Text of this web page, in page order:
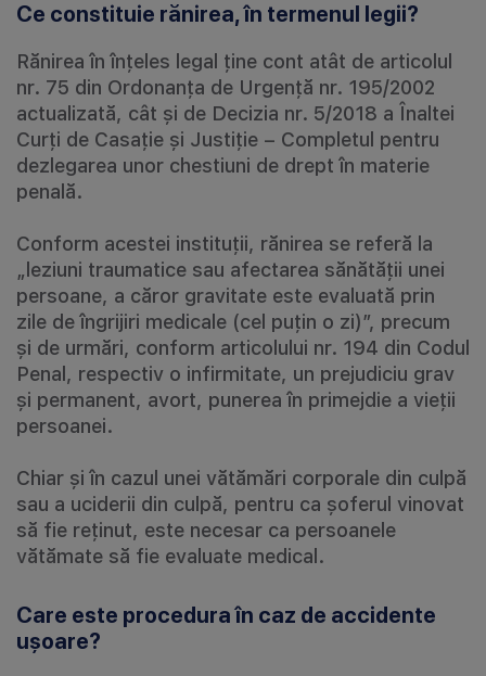
Ce constituie rănirea, în termenul legii?
Rănirea în înțeles legal ține cont atât de articolul
nr. 75 din Ordonanța de Urgență nr. 195/2002
actualizată, cât și de Decizia nr. 5/2018 a Înaltei
Curți de Casație și Justiție – Completul pentru
dezlegarea unor chestiuni de drept în materie
penală.
Conform acestei instituții, rănirea se referă la
„leziuni traumatice sau afectarea sănătății unei
persoane, a căror gravitate este evaluată prin
zile de îngrijiri medicale (cel puțin o zi)”, precum
și de urmări, conform articolului nr. 194 din Codul
Penal, respectiv o infirmitate, un prejudiciu grav
și permanent, avort, punerea în primejdie a vieții
persoanei.
Chiar și în cazul unei vătămări corporale din culpă
sau a uciderii din culpă, pentru ca șoferul vinovat
să fie reținut, este necesar ca persoanele
vătămate să fie evaluate medical.
Care este procedura în caz de accidente
ușoare?